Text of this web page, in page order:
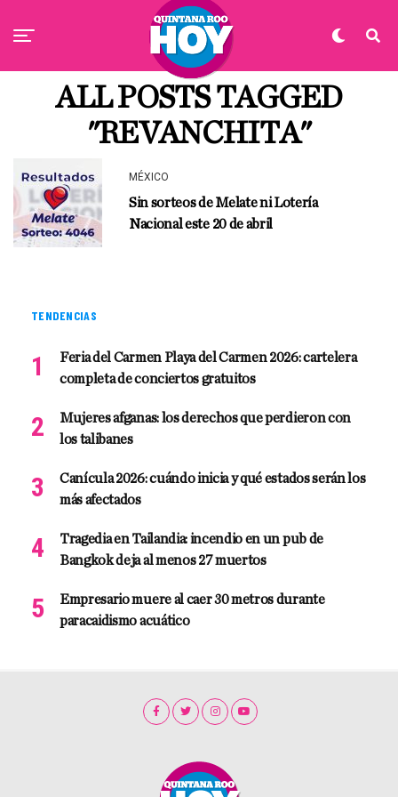
ALL POSTS TAGGED
"REVANCHITA"
MÉXICO
Sin sorteos de Melate ni Lotería
Nacional este 20 de abril
TENDENCIAS
Feria del Carmen Playa del Carmen 2026: cartelera
completa de conciertos gratuitos
Mujeres afganas: los derechos que perdieron con
los talibanes
Canícula 2026: cuándo inicia y qué estados serán los
más afectados
Tragedia en Tailandia: incendio en un pub de
Bangkok deja al menos 27 muertos
Empresario muere al caer 30 metros durante
paracaidismo acuático